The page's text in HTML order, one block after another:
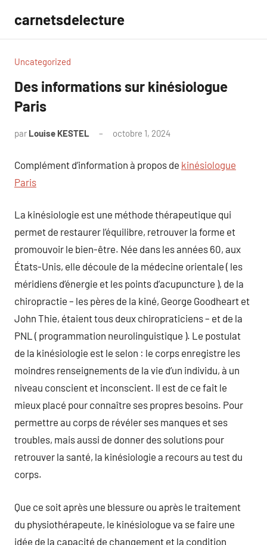
contenu
carnetsdelecture
Uncategorized
Des informations sur kinésiologue
Paris
par Louise KESTEL octobre 1, 2024
Complément d’information à propos de kinésiologue
Paris
La kinésiologie est une méthode thérapeutique qui
permet de restaurer l’équilibre, retrouver la forme et
promouvoir le bien-être. Née dans les années 60, aux
États-Unis, elle découle de la médecine orientale ( les
méridiens d’énergie et les points d’acupuncture ), de la
chiropractie – les pères de la kiné, George Goodheart et
John Thie, étaient tous deux chiropraticiens – et de la
PNL ( programmation neurolinguistique ). Le postulat
de la kinésiologie est le selon : le corps enregistre les
moindres renseignements de la vie d’un individu, à un
niveau conscient et inconscient. Il est de ce fait le
mieux placé pour connaître ses propres besoins. Pour
permettre au corps de révéler ses manques et ses
troubles, mais aussi de donner des solutions pour
retrouver la santé, la kinésiologie a recours au test du
corps.
Que ce soit après une blessure ou après le traitement
du physiothérapeute, le kinésiologue va se faire une
idée de la capacité de changement et la condition